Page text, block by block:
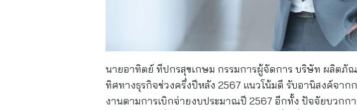
นายอาทิตย์ ทีปกรสุขเกษม กรรมการผู้จัดการ บริษัท ผลิตภั
ทิศทางธุรกิจช่วงครึ่งปีหลัง 2567 แนวโน้มดี รับอานิสงค์จา
งานตามการเบิกจ่ายงบประมาณปี 2567 อีกทั้ง ปัจจัยบวกก